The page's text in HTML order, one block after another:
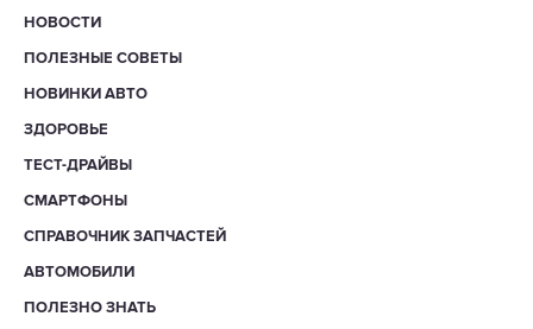
НОВОСТИ
ПОЛЕЗНЫЕ СОВЕТЫ
НОВИНКИ АВТО
ЗДОРОВЬЕ
ТЕСТ-ДРАЙВЫ
СМАРТФОНЫ
СПРАВОЧНИК ЗАПЧАСТЕЙ
АВТОМОБИЛИ
ПОЛЕЗНО ЗНАТЬ